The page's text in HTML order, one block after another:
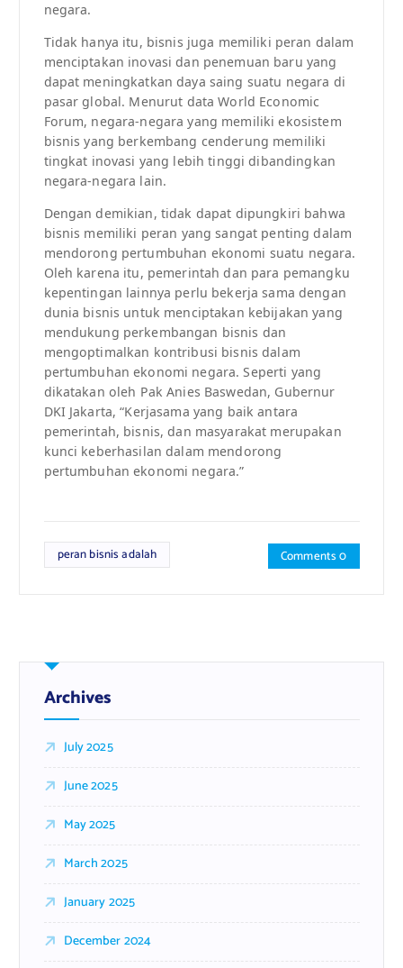
negara.
Tidak hanya itu, bisnis juga memiliki peran dalam
menciptakan inovasi dan penemuan baru yang
dapat meningkatkan daya saing suatu negara di
pasar global. Menurut data World Economic
Forum, negara-negara yang memiliki ekosistem
bisnis yang berkembang cenderung memiliki
tingkat inovasi yang lebih tinggi dibandingkan
negara-negara lain.
Dengan demikian, tidak dapat dipungkiri bahwa
bisnis memiliki peran yang sangat penting dalam
mendorong pertumbuhan ekonomi suatu negara.
Oleh karena itu, pemerintah dan para pemangku
kepentingan lainnya perlu bekerja sama dengan
dunia bisnis untuk menciptakan kebijakan yang
mendukung perkembangan bisnis dan
mengoptimalkan kontribusi bisnis dalam
pertumbuhan ekonomi negara. Seperti yang
dikatakan oleh Pak Anies Baswedan, Gubernur
DKI Jakarta, “Kerjasama yang baik antara
pemerintah, bisnis, dan masyarakat merupakan
kunci keberhasilan dalam mendorong
pertumbuhan ekonomi negara.”
peran bisnis adalah Comments 0
Archives
July 2025
June 2025
May 2025
March 2025
January 2025
December 2024